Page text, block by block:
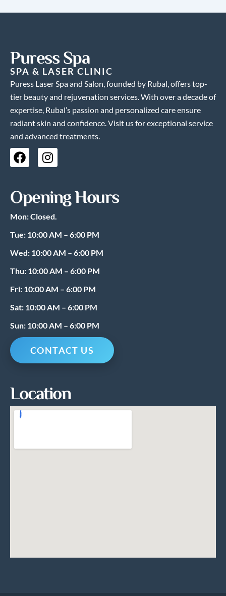
Puress Spa
SPA & LASER CLINIC
Puress Laser Spa and Salon, founded by Rubal, offers top-
tier beauty and rejuvenation services. With over a decade of
expertise, Rubal’s passion and personalized care ensure
radiant skin and confidence. Visit us for exceptional service
and advanced treatments.
F
a
c
b
o
o
k
I
n
s
a
r
a
Opening Hours
Mon: Closed.
Tue: 10:00 AM – 6:00 PM
Wed: 10:00 AM – 6:00 PM
Thu: 10:00 AM – 6:00 PM
Fri: 10:00 AM – 6:00 PM
Sat: 10:00 AM – 6:00 PM
Sun: 10:00 AM – 6:00 PM
CONTACT US
Location